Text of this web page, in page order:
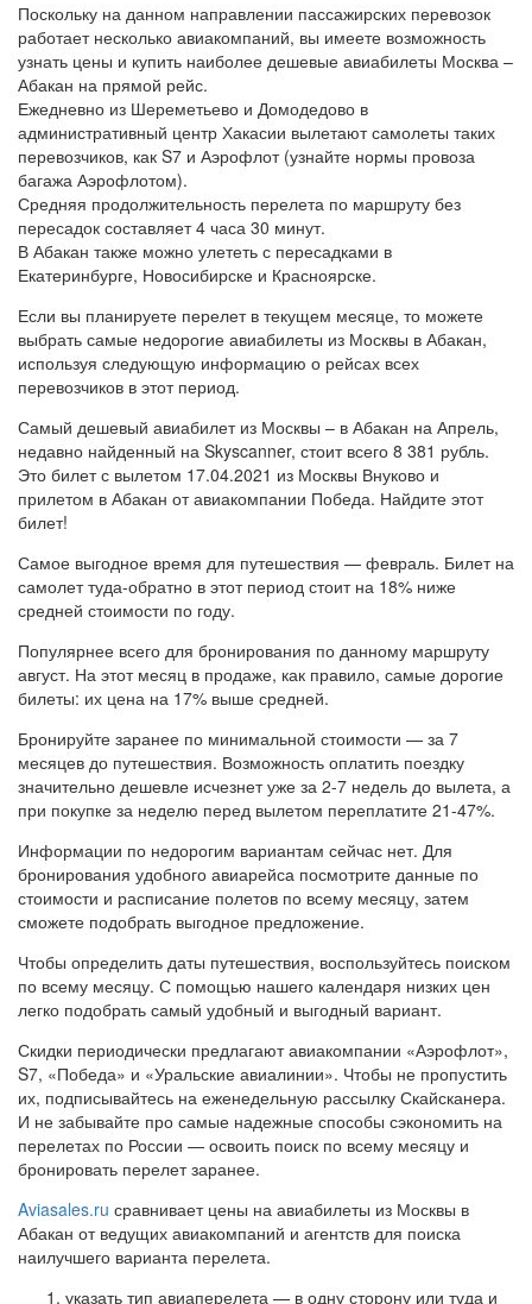
Поскольку на данном направлении пассажирских перевозок
работает несколько авиакомпаний, вы имеете возможность
узнать цены и купить наиболее дешевые авиабилеты Москва –
Абакан на прямой рейс.
Ежедневно из Шереметьево и Домодедово в
административный центр Хакасии вылетают самолеты таких
перевозчиков, как S7 и Аэрофлот (узнайте нормы провоза
багажа Аэрофлотом).
Средняя продолжительность перелета по маршруту без
пересадок составляет 4 часа 30 минут.
В Абакан также можно улететь с пересадками в
Екатеринбурге, Новосибирске и Красноярске.
Если вы планируете перелет в текущем месяце, то можете
выбрать самые недорогие авиабилеты из Москвы в Абакан,
используя следующую информацию о рейсах всех
перевозчиков в этот период.
Самый дешевый авиабилет из Москвы – в Абакан на Апрель,
недавно найденный на Skyscanner, стоит всего 8 381 рубль.
Это билет с вылетом 17.04.2021 из Москвы Внуково и
прилетом в Абакан от авиакомпании Победа. Найдите этот
билет!
Самое выгодное время для путешествия — февраль. Билет на
самолет туда-обратно в этот период стоит на 18% ниже
средней стоимости по году.
Популярнее всего для бронирования по данному маршруту
август. На этот месяц в продаже, как правило, самые дорогие
билеты: их цена на 17% выше средней.
Бронируйте заранее по минимальной стоимости — за 7
месяцев до путешествия. Возможность оплатить поездку
значительно дешевле исчезнет уже за 2-7 недель до вылета, а
при покупке за неделю перед вылетом переплатите 21-47%.
Информации по недорогим вариантам сейчас нет. Для
бронирования удобного авиарейса посмотрите данные по
стоимости и расписание полетов по всему месяцу, затем
сможете подобрать выгодное предложение.
Чтобы определить даты путешествия, воспользуйтесь поиском
по всему месяцу. С помощью нашего календаря низких цен
легко подобрать самый удобный и выгодный вариант.
Скидки периодически предлагают авиакомпании «Аэрофлот»,
S7, «Победа» и «Уральские авиалинии». Чтобы не пропустить
их, подписывайтесь на еженедельную рассылку Скайсканера.
И не забывайте про самые надежные способы сэкономить на
перелетах по России — освоить поиск по всему месяцу и
бронировать перелет заранее.
Aviasales.ru сравнивает цены на авиабилеты из Москвы в
Абакан от ведущих авиакомпаний и агентств для поиска
наилучшего варианта перелета.
указать тип авиаперелета — в одну сторону или туда и